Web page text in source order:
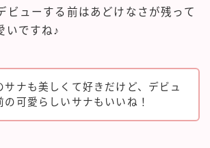
ビューする前はあどけなさが残って
いですね♪
サナも美しくて好きだけど、デビュ
の可愛らしいサナもいいね！